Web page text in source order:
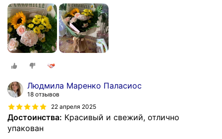
Людмила Маренко Паласиос
18 отзывов
22 апреля 2025
Достоинства: Красивый и свежий, отлично
упакован